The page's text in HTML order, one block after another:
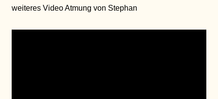
weiteres Video Atmung von Stephan